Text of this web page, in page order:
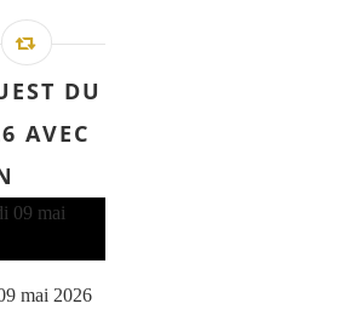
DU
AVEC
mai 2026